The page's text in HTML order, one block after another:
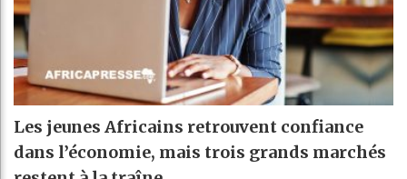
Les jeunes Africains retrouvent confiance
dans l’économie, mais trois grands marchés